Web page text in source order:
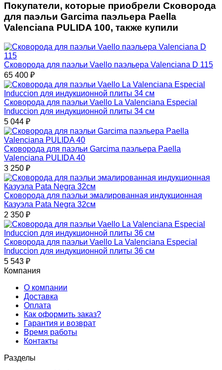
Покупатели, которые приобрели Сковорода
для паэльи Garcima паэльера Paella
Valenciana PULIDA 100, также купили
Сковорода для паэльи Vaello паэльера Valenciana D 115
65 400 ₽
Cковорода для паэльи Vaello La Valenciana Especial
Induccion для индукционной плиты 34 см
5 044 ₽
Сковорода для паэльи Garcima паэльера Paella
Valenciana PULIDA 40
3 250 ₽
Сковорода для паэльи эмалированная индукционная
Казуэла Pata Negra 32см
2 350 ₽
Cковорода для паэльи Vaello La Valenciana Especial
Induccion для индукционной плиты 36 см
5 543 ₽
Компания
О компании
Доставка
Оплата
Как оформить заказ?
Гарантия и возврат
Время работы
Контакты
Разделы